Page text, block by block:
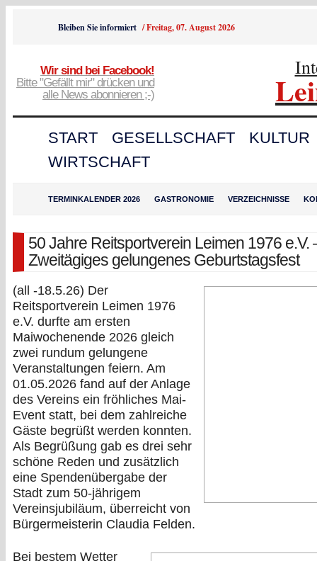
Bleiben Sie informiert /Freitag, 07. August 2026
Wir sind bei Facebook!
Bitte "Gefällt mir" drücken und
alle News abonnieren ;-)
START GESELLSCHAFT
KULTUR
WIRTSCHAFT
TERMINKALENDER 2026 GASTRONOMIE VERZEICHNISSE
50 Jahre Reitsportverein Leimen 1976 e.V.
Zweitägiges gelungenes Geburtstagsfest
(all -18.5.26) Der
Reitsportverein Leimen 1976
e.V. durfte am ersten
Maiwochenende 2026 gleich
zwei rundum gelungene
Veranstaltungen feiern. Am
01.05.2026 fand auf der Anlage
des Vereins ein fröhliches Mai-
Event statt, bei dem zahlreiche
Gäste begrüßt werden konnten.
Als Begrüßung gab es drei sehr
schöne Reden und zusätzlich
eine Spendenübergabe der
Stadt zum 50-jährigem
Vereinsjubiläum, überreicht von
Bürgermeisterin Claudia Felden.
Bei bestem Wetter